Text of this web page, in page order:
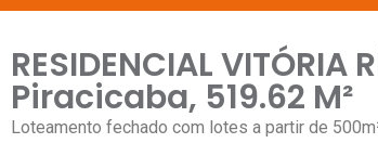
RESIDENCIAL VITÓRIA
Piracicaba, 519.62 M²
Loteamento fechado com lotes a partir de